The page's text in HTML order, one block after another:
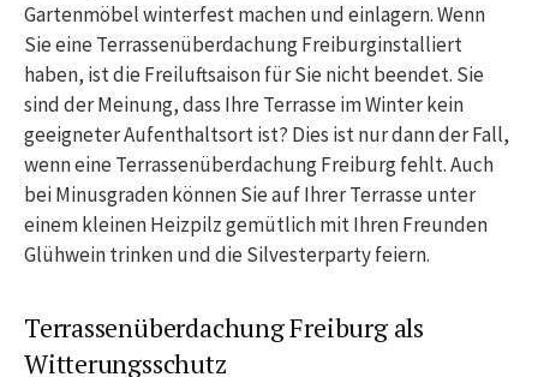
Gartenmöbel winterfest machen und einlagern. Wenn
Sie eine Terrassenüberdachung Freiburginstalliert
haben, ist die Freiluftsaison für Sie nicht beendet. Sie
sind der Meinung, dass Ihre Terrasse im Winter kein
geeigneter Aufenthaltsort ist? Dies ist nur dann der Fall,
wenn eine Terrassenüberdachung Freiburg fehlt. Auch
bei Minusgraden können Sie auf Ihrer Terrasse unter
einem kleinen Heizpilz gemütlich mit Ihren Freunden
Glühwein trinken und die Silvesterparty feiern.
Terrassenüberdachung Freiburg als
Witterungsschutz